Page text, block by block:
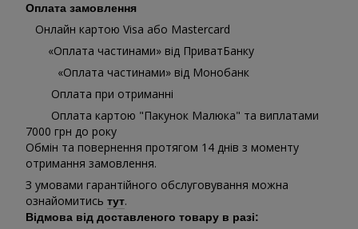
Оплата замовлення
Онлайн картою Visa або Mastercard
«Оплата частинами» від ПриватБанку
«Оплата частинами» від Монобанк
Оплата при отриманні
Оплата картою "Пакунок Малюка" та виплатами
7000 грн до року
Обмін та повернення протягом 14 днів з моменту
отримання замовлення.
З умовами гарантійного обслуговування можна
ознайомитись тут.
Відмова від доставленого товару в разі: